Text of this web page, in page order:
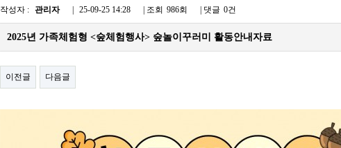
작성자 : 관리자 25-09-25 14:28 | 조회 986회 | 댓글 0건
2025년 가족체험형 <숲체험행사> 숲놀이꾸러미 활동안내자료
이전글 다음글